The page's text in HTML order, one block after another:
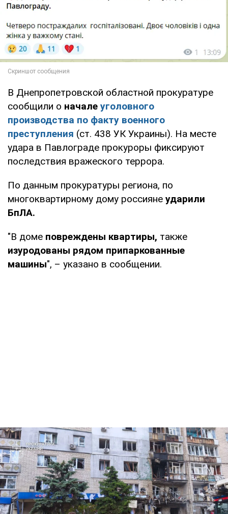
В Днепропетровской областной прокуратуре
сообщили о начале уголовного
производства по факту военного
преступления (ст. 438 УК Украины). На месте
удара в Павлограде прокуроры фиксируют
последствия вражеского террора.
По данным прокуратуры региона, по
многоквартирному дому россияне ударили
БпЛА.
"В доме повреждены квартиры, также
изуродованы рядом припаркованные
машины", – указано в сообщении.